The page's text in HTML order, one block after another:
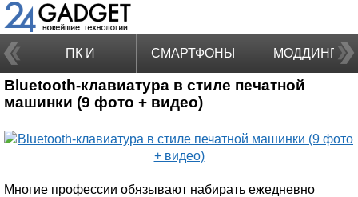
ПК И
НОУТБУКИ
СМАРТФОНЫ МОДДИНГ
Bluetooth-клавиатура в стиле печатной
машинки (9 фото + видео)
Многие профессии обязывают набирать ежедневно